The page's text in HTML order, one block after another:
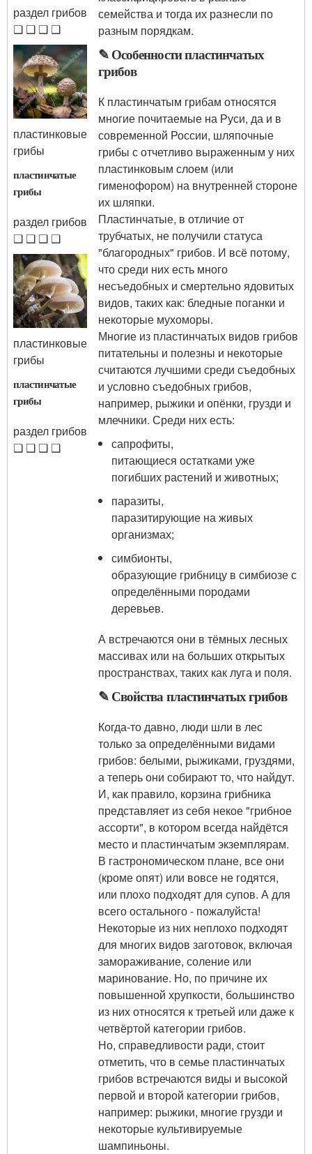
раздел грибов
❑ ❑ ❑ ❑
пластинковые
грибы
пластинчатые
грибы
раздел грибов
❑ ❑ ❑ ❑
пластинковые
грибы
пластинчатые
грибы
раздел грибов
❑ ❑ ❑ ❑
семейства и тогда их разнесли по
разным порядкам.
✎ Особенности пластинчатых
грибов
К пластинчатым грибам относятся
многие почитаемые на Руси, да и в
современной России, шляпочные
грибы с отчетливо выраженным у них
пластинковым слоем (или
гименофором) на внутренней стороне
их шляпки.
Пластинчатые, в отличие от
трубчатых, не получили статуса
"благородных" грибов. И всё потому,
что среди них есть много
несъедобных и смертельно ядовитых
видов, таких как: бледные поганки и
некоторые мухоморы.
Многие из пластинчатых видов грибов
питательны и полезны и некоторые
считаются лучшими среди съедобных
и условно съедобных грибов,
например, рыжики и опёнки, грузди и
млечники. Среди них есть:
сапрофиты,
питающиеся остатками уже
погибших растений и животных;
паразиты,
паразитирующие на живых
организмах;
симбионты,
образующие грибницу в симбиозе с
определёнными породами
деревьев.
А встречаются они в тёмных лесных
массивах или на больших открытых
пространствах, таких как луга и поля.
✎ Свойства пластинчатых грибов
Когда-то давно, люди шли в лес
только за определёнными видами
грибов: белыми, рыжиками, груздями,
а теперь они собирают то, что найдут.
И, как правило, корзина грибника
представляет из себя некое "грибное
ассорти", в котором всегда найдётся
место и пластинчатым экземплярам.
В гастрономическом плане, все они
(кроме опят) или вовсе не годятся,
или плохо подходят для супов. А для
всего остального - пожалуйста!
Некоторые из них неплохо подходят
для многих видов заготовок, включая
замораживание, соление или
маринование. Но, по причине их
повышенной хрупкости, большинство
из них относятся к третьей или даже к
четвёртой категории грибов.
Но, справедливости ради, стоит
отметить, что в семье пластинчатых
грибов встречаются виды и высокой
первой и второй категории грибов,
например: рыжики, многие грузди и
некоторые культивируемые
шампиньоны.